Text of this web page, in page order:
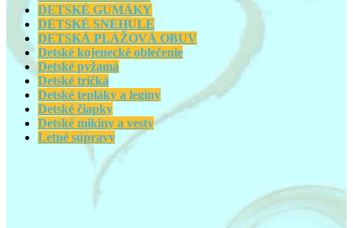
DETSKÉ GUMÁKY
DETSKÉ SNEHULE
DETSKÁ PLÁŽOVÁ OBUV
Detské kojenecké oblečenie
Detské pyžamá
Detské tričká
Detské tepláky a legíny
Detské čiapky
Detské mikiny a vesty
Letné súpravy